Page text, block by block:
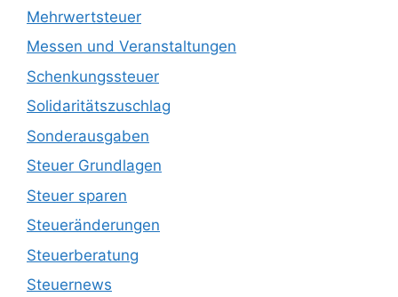
Mehrwertsteuer
Messen und Veranstaltungen
Schenkungssteuer
Solidaritätszuschlag
Sonderausgaben
Steuer Grundlagen
Steuer sparen
Steueränderungen
Steuerberatung
Steuernews